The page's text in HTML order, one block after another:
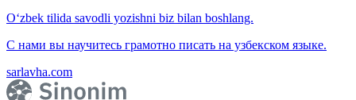
O‘zbek tilida savodli yozishni biz bilan boshlang.
С нами вы научитесь грамотно писать на узбекском языке.
sarlavha.com